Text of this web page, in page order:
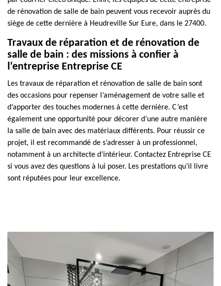
de rénovation de salle de bain peuvent vous recevoir auprès du
siège de cette dernière à Heudreville Sur Eure, dans le 27400.
Travaux de réparation et de rénovation de
salle de bain : des missions à confier à
l’entreprise Entreprise CE
Les travaux de réparation et rénovation de salle de bain sont
des occasions pour repenser l’aménagement de votre salle et
d’apporter des touches modernes à cette dernière. C’est
également une opportunité pour décorer d’une autre manière
la salle de bain avec des matériaux différents. Pour réussir ce
projet, il est recommandé de s’adresser à un professionnel,
notamment à un architecte d’intérieur. Contactez Entreprise CE
si vous avez des questions à lui poser. Les prestations qu’il livre
sont réputées pour leur excellence.